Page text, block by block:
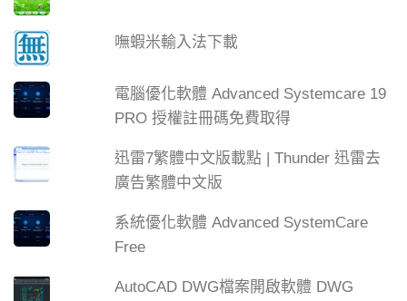
嘸蝦米輸入法下載
電腦優化軟體 Advanced Systemcare 19
PRO 授權註冊碼免費取得
迅雷7繁體中文版載點 | Thunder 迅雷去
廣告繁體中文版
系統優化軟體 Advanced SystemCare
Free
AutoCAD DWG檔案開啟軟體 DWG